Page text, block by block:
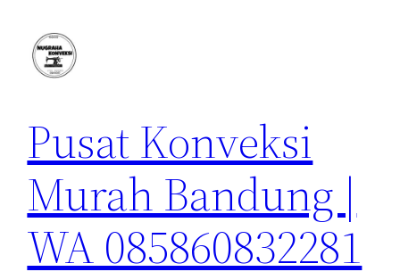
konten
Pusat Konveksi
Murah Bandung |
WA 085860832281